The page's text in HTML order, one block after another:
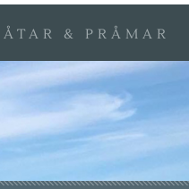
& PRÅMAR